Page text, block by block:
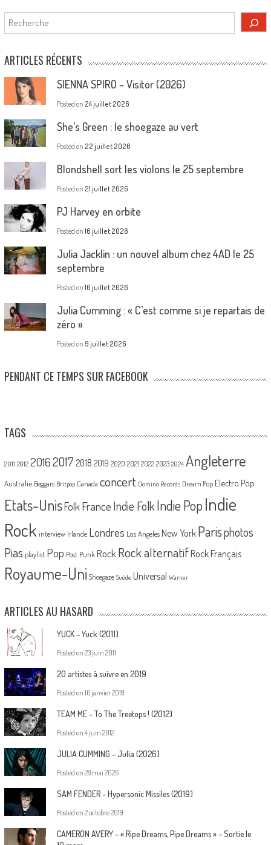
Rechercher
ARTICLES RÉCENTS
SIENNA SPIRO – Visitor (2026)
Posted on 24 juillet 2026
She’s Green : le shoegaze au vert
Posted on 22 juillet 2026
Blondshell sort les violons le 25 septembre
Posted on 21 juillet 2026
PJ Harvey en orbite
Posted on 16 juillet 2026
Julia Jacklin : un nouvel album chez 4AD le 25
septembre
Posted on 10 juillet 2026
Julia Cumming : « C’est comme si je repartais de
zéro »
Posted on 9 juillet 2026
PENDANT CE TEMPS SUR FACEBOOK
TAGS
2011 2012 20162017 2018 2019 2020 2021 2022 2023 2024 Angleterre
Australie Beggars Britpop Canada concert Domino Records Dream Pop Electro Pop
Etats-UnisFolk France Indie Folk Indie PopIndie
Rock interview Irlande Londres Los Angeles New York Parisphotos
Pias playlist Pop Post Punk Rock Rock alternatif Rock Français
Royaume-Uni Shoegaze Suède Universal Warner
ARTICLES AU HASARD
YUCK – Yuck (2011)
Posted on 23 juin 2011
20 artistes à suivre en 2019
Posted on 16 janvier 2019
TEAM ME – To The Treetops ! (2012)
Posted on 4 juin 2012
JULIA CUMMING – Julia (2026)
Posted on 28 mai 2026
SAM FENDER – Hypersonic Missiles (2019)
Posted on 2 octobre 2019
CAMERON AVERY – « Ripe Dreams, Pipe Dreams » – Sortie le